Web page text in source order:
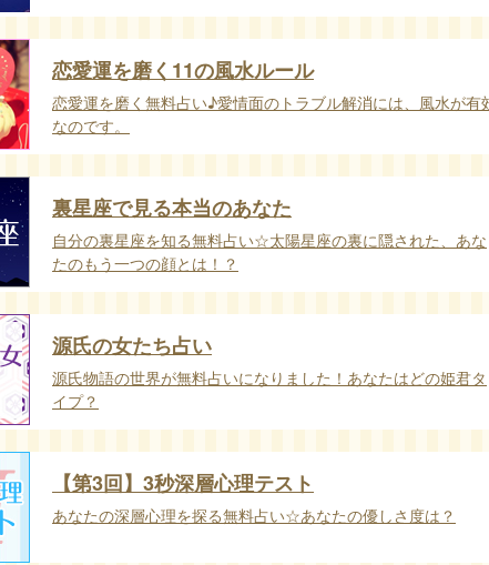
恋愛運を磨く11の風水ルール
恋愛運を磨く無料占い♪愛情面のトラブル解消には、風水が有
なのです。
裏星座で見る本当のあなた
自分の裏星座を知る無料占い☆太陽星座の裏に隠された、あな
たのもう一つの顔とは！？
源氏の女たち占い
源氏物語の世界が無料占いになりました！あなたはどの姫君タ
イプ？
【第3回】3秒深層心理テスト
あなたの深層心理を探る無料占い☆あなたの優しさ度は？